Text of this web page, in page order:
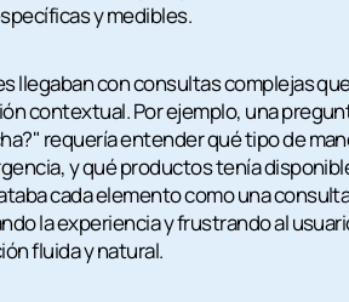
y medibles.
llegaban con consultas complejas
contextual. Por ejemplo, una
requería entender qué tipo de
y qué productos tenía
cada elemento como una
la experiencia y frustrando al
fluida y natural.